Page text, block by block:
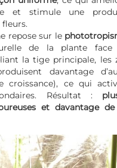
et stimule une
repose sur le
de la plante
la tige principale, les
davantage
croissance), ce qui
Résultat :
et davantage